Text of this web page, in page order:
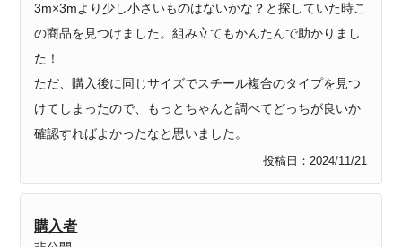
投稿日 2024/11/21
3m×3mより少し小さいものはないかな？と探していた時こ
の商品を見つけました。組み立てもかんたんで助かりまし
た！
ただ、購入後に同じサイズでスチール複合のタイプを見つ
けてしまったので、もっとちゃんと調べてどっちが良いか
確認すればよかったなと思いました。
購入者